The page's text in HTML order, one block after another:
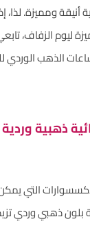
أنيقة ومميزة.
ليوم الزفاف،
الذهب الوردي
ذهبية
التي
بلون ذهبي وردي